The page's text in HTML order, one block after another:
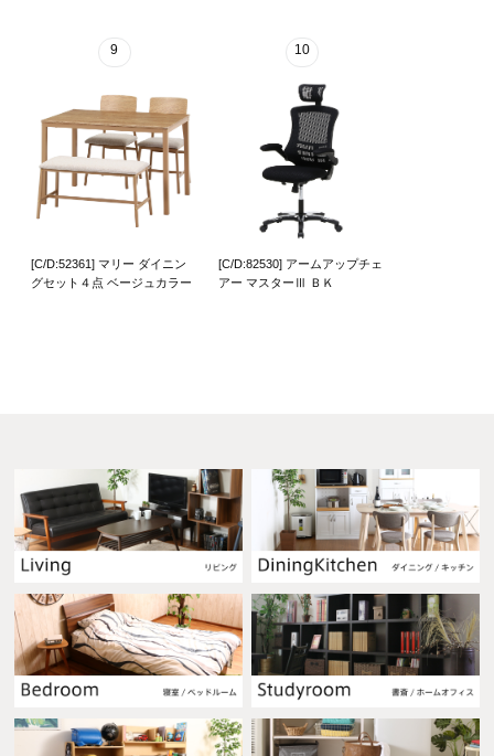
9
[C/D:52361] マリー ダイニン
グセット４点 ベージュカラー
10
[C/D:82530] アームアップチェ
アー マスターⅢ ＢＫ